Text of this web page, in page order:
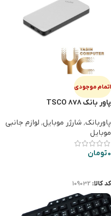
اتمام موجودی
پاور بانک TSCO 878
پاوربانک, شارژر موبایل, لوازم جانبی
موبایل
0تومان
کد کالا: 109032